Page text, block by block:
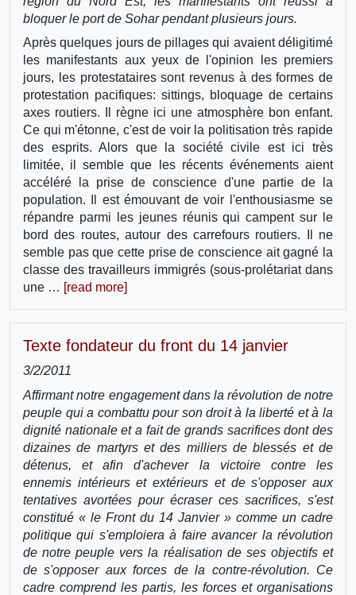
bloquer le port de Sohar pendant plusieurs jours.
Après quelques jours de pillages qui avaient déligitimé
les manifestants aux yeux de l'opinion les premiers
jours, les protestataires sont revenus à des formes de
protestation pacifiques: sittings, bloquage de certains
axes routiers. Il règne ici une atmosphère bon enfant.
Ce qui m'étonne, c'est de voir la politisation très rapide
des esprits. Alors que la société civile est ici très
limitée, il semble que les récents événements aient
accéléré la prise de conscience d'une partie de la
population. Il est émouvant de voir l'enthousiasme se
répandre parmi les jeunes réunis qui campent sur le
bord des routes, autour des carrefours routiers. Il ne
semble pas que cette prise de conscience ait gagné la
classe des travailleurs immigrés (sous-prolétariat dans
une … [read more]
Texte fondateur du front du 14 janvier
3/2/2011
Affirmant notre engagement dans la révolution de notre
peuple qui a combattu pour son droit à la liberté et à la
dignité nationale et a fait de grands sacrifices dont des
dizaines de martyrs et des milliers de blessés et de
détenus, et afin d'achever la victoire contre les
ennemis intérieurs et extérieurs et de s'opposer aux
tentatives avortées pour écraser ces sacrifices, s'est
constitué « le Front du 14 Janvier » comme un cadre
politique qui s'emploiera à faire avancer la révolution
de notre peuple vers la réalisation de ses objectifs et
de s'opposer aux forces de la contre-révolution. Ce
cadre comprend les partis, les forces et organisations